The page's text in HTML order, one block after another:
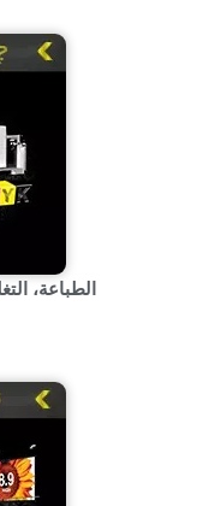
الطباعة،